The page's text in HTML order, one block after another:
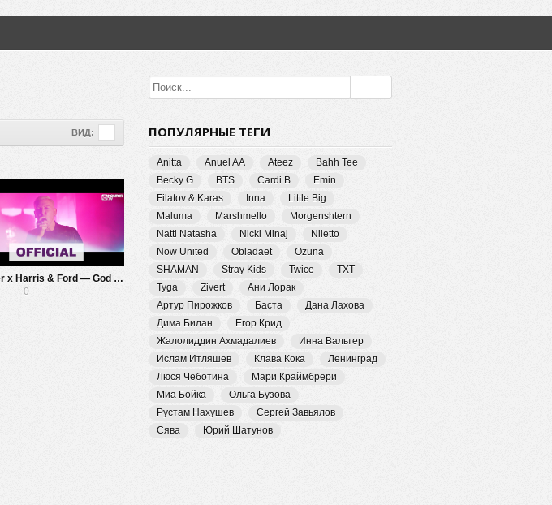
ВИД:
Scooter x Harris & Ford — God Save The Rave
0
ПОПУЛЯРНЫЕ ТЕГИ
Anitta Anuel AA Ateez
Bahh Tee
Becky G
BTS Cardi B
Emin
Filatov & Karas
Inna
Little Big
Maluma
Marshmello
Morgenshtern
Natti Natasha
Nicki Minaj
Niletto
Now United
Obladaet
Ozuna
SHAMAN
Stray Kids Twice
TXT
Tyga
Zivert
Ани Лорак
Артур Пирожков
Баста
Дана Лахова
Дима Билан
Егор Крид
Жалолиддин Ахмадалиев
Инна Вальтер
Ислам Итляшев
Клава Кока
Ленинград
Люся Чеботина
Мари Краймбрери
Миа Бойка
Ольга Бузова
Рустам Нахушев
Сергей Завьялов
Сява
Юрий Шатунов